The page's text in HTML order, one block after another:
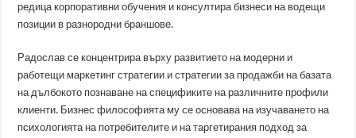
редица корпоративни обучения и консултира бизнеси на водещи
позиции в разнородни браншове.
Радослав се концентрира върху развитието на модерни и
работещи маркетинг стратегии и стратегии за продажби на базата
на дълбокото познаване на спецификите на различните профили
клиенти. Бизнес философията му се основава на изучаването на
психологията на потребителите и на таргетирания подход за